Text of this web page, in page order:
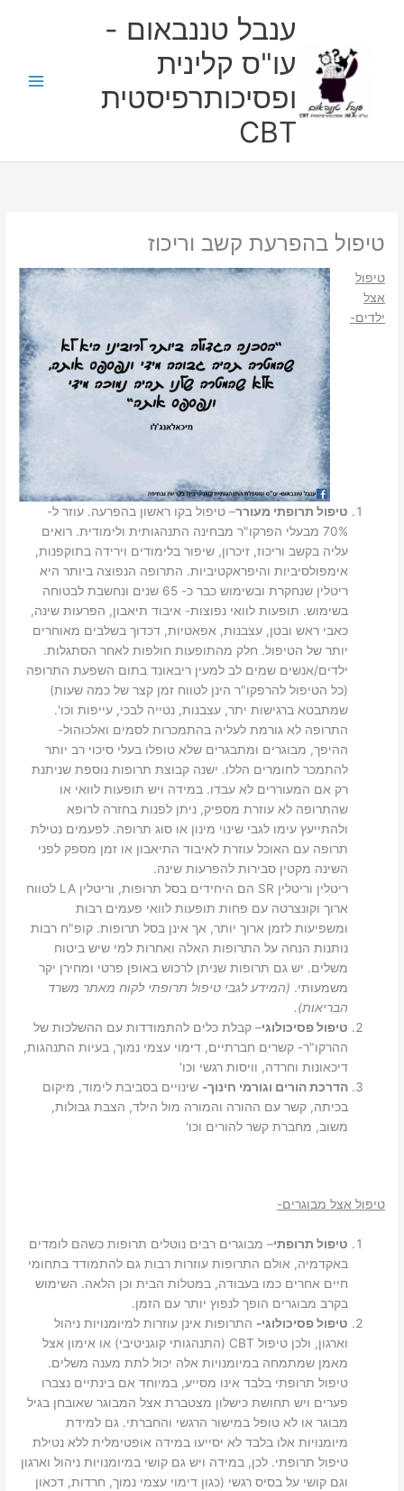
ענבל טננבאום -
עו"ס קלינית
ופסיכותרפיסטית
CBT
טיפול בהפרעת קשב וריכוז
טיפול
אצל
ילדים-
טיפול תרופתי מעורר– טיפול בקו ראשון בהפרעה. עוזר ל-
70% מבעלי הפרקו"ר מבחינה התנהגותית ולימודית. רואים
עליה בקשב וריכוז, זיכרון, שיפור בלימודים וירידה בתוקפנות,
אימפולסיביות והיפראקטיביות. התרופה הנפוצה ביותר היא
ריטלין שנחקרת ובשימוש כבר כ- 65 שנים ונחשבת לבטוחה
בשימוש. תופעות לוואי נפוצות- איבוד תיאבון, הפרעות שינה,
כאבי ראש ובטן, עצבנות, אפאטיות, דכדוך בשלבים מאוחרים
יותר של הטיפול. חלק מהתופעות חולפות לאחר הסתגלות.
ילדים/אנשים שמים לב למעין ריבאונד בתום השפעת התרופה
(כל הטיפול להרפקו"ר הינן לטווח זמן קצר של כמה שעות)
שמתבטא ברגישות יתר, עצבנות, נטייה לבכי, עייפות וכו'.
התרופה לא גורמת לעליה בהתמכרות לסמים ואלכוהול-
ההיפך, מבוגרים ומתבגרים שלא טופלו בעלי סיכוי רב יותר
להתמכר לחומרים הללו. ישנה קבוצת תרופות נוספת שניתנת
רק אם המעוררים לא עבדו. במידה ויש תופעות לוואי או
שהתרופה לא עוזרת מספיק, ניתן לפנות בחזרה לרופא
ולהתייעץ עימו לגבי שינוי מינון או סוג תרופה. לפעמים נטילת
תרופה עם האוכל עוזרת לאיבוד התיאבון או זמן מספק לפני
השינה מקטין סבירות להפרעות שינה.
ריטלין וריטלין SR הם היחידים בסל תרופות, וריטלין LA לטווח
ארוך וקונצרטה עם פחות תופעות לוואי פעמים רבות
ומשפיעות לזמן ארוך יותר, אך אינן בסל תרופות. קופ"ח רבות
נותנות הנחה על התרופות האלה ואחרות למי שיש ביטוח
משלים. יש גם תרופות שניתן לרכוש באופן פרטי ומחירן יקר
משמעותי. (המידע לגבי טיפול תרופתי לקוח מאתר משרד
הבריאות).
טיפול פסיכולוגי– קבלת כלים להתמודדות עם ההשלכות של
ההרקו"ר- קשרים חברתיים, דימוי עצמי נמוך, בעיות התנהגות,
דיכאונות וחרדה, וויסות רגשי וכו'
הדרכת הורים וגורמי חינוך- שינויים בסביבת לימוד, מיקום
בכיתה, קשר עם ההורה והמורה מול הילד, הצבת גבולות,
משוב, מחברת קשר להורים וכו'
טיפול אצל מבוגרים-
טיפול תרופתי– מבוגרים רבים נוטלים תרופות כשהם לומדים
באקדמיה, אולם התרופות עוזרות רבות גם להתמודד בתחומי
חיים אחרים כמו בעבודה, במטלות הבית וכן הלאה. השימוש
בקרב מבוגרים הופך לנפוץ יותר עם הזמן.
טיפול פסיכולוגי- התרופות אינן עוזרות למיומנויות ניהול
וארגון, ולכן טיפול CBT (התנהגותי קוגניטיבי) או אימון אצל
מאמן שמתמחה במיומנויות אלה יכול לתת מענה משלים.
טיפול תרופתי בלבד אינו מסייע, במיוחד אם בינתיים נצברו
פערים ויש תחושת כישלון מצטברת אצל המבוגר שאובחן בגיל
מבוגר או לא טופל במישור הרגשי והחברתי. גם למידת
מיומנויות אלו בלבד לא יסייעו במידה אופטימלית ללא נטילת
טיפול תרופתי. לכן, במידה ויש גם קושי במיומנויות ניהול וארגון
וגם קושי על בסיס רגשי (כגון דימוי עצמי נמוך, חרדות, דכאון